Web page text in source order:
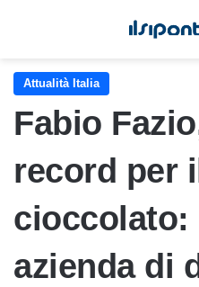
Attualità Italia
Fabio
record per
cioccolato:
azienda di